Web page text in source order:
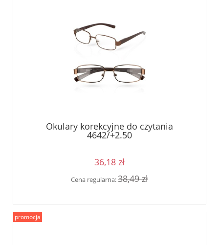
Okulary korekcyjne do czytania
4642/+2.50
36,18 zł
Cena regularna:38,49 zł
promocja